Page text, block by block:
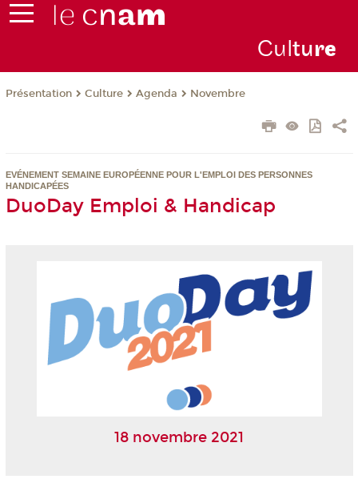
Culture
Présentation Culture Agenda Novembre
EVÉNEMENT SEMAINE EUROPÉENNE POUR L'EMPLOI DES PERSONNES
HANDICAPÉES
DuoDay Emploi & Handicap
18 novembre 2021